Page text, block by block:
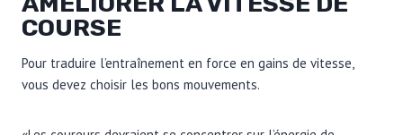
COURSE
Pour traduire l’entraînement en force en gains de vitesse,
vous devez choisir les bons mouvements.